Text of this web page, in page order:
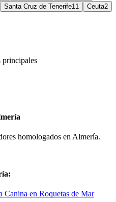
Santa Cruz de Tenerife11 Ceuta2
homologados en Almería.
:
Canina en Roquetas de Mar